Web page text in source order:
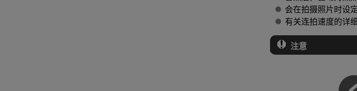
会在拍摄照片时设
有关连拍速度的详
注意